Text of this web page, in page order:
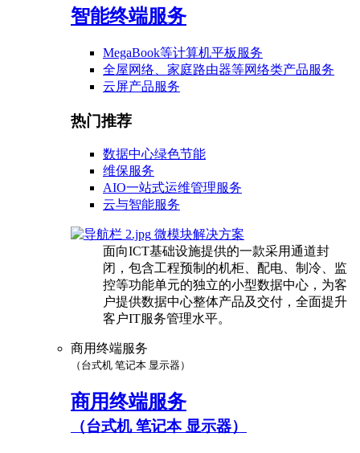
智能终端服务
MegaBook等计算机平板服务
全屋网络、家庭路由器等网络类产品服务
云屏产品服务
热门推荐
数据中心绿色节能
维保服务
AIO一站式运维管理服务
云与智能服务
微模块解决方案
面向ICT基础设施提供的一款采用通道封
闭，包含工程预制的机柜、配电、制冷、监
控等功能单元的独立的小型数据中心，为客
户提供数据中心整体产品及交付，全面提升
客户IT服务管理水平。
商用终端服务
（台式机 笔记本 显示器）
商用终端服务
（台式机 笔记本 显示器）